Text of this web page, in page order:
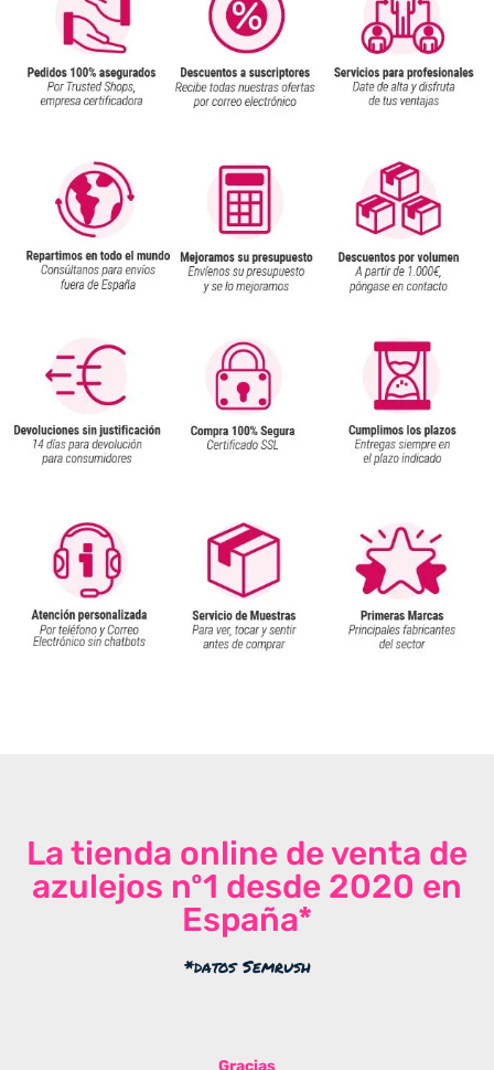
La tienda online de venta de
azulejos nº1 desde 2020 en
España*
*datos Semrush
Gracias